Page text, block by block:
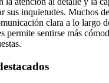
sus inquietudes. Muchos
clara a lo largo
permite sentirse más